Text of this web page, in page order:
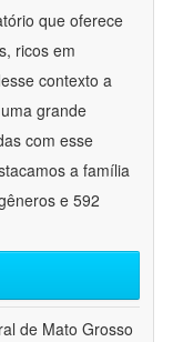
que oferece
ricos em
contexto a
grande
com esse
a família
e 592
de Mato Grosso